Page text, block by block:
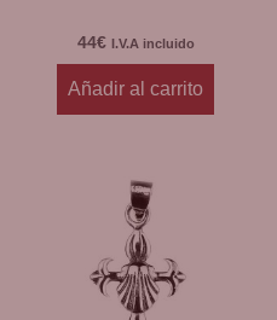
44€ I.V.A incluido
Añadir al carrito